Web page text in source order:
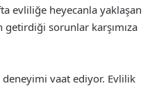
evliliğe heyecanla yaklaşan
sorunlar karşımıza
vaat ediyor. Evlilik